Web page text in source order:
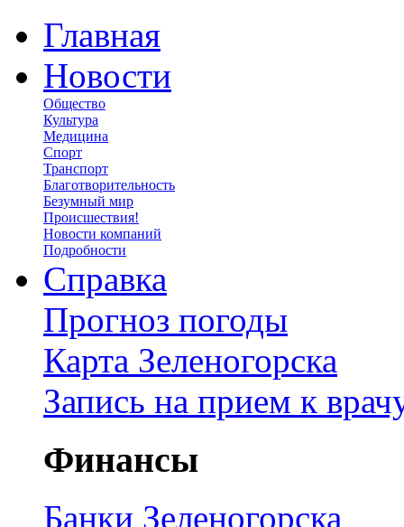
Главная
Новости
Общество
Культура
Медицина
Спорт
Транспорт
Благотворительность
Безумный мир
Происшествия!
Новости компаний
Подробности
Справка
Прогноз погоды
Карта Зеленогорска
Запись на прием к
Финансы
Банки Зеленогорска